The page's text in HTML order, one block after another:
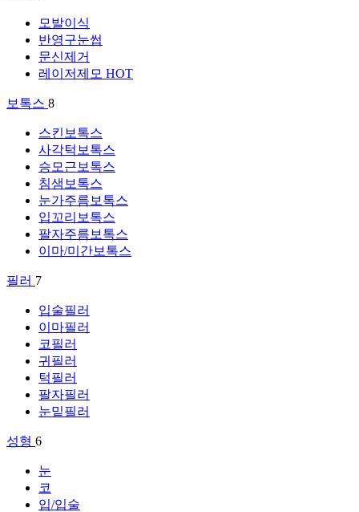
모발이식
반영구눈썹
문신제거
레이저제모 HOT
보톡스 8
스킨보톡스
사각턱보톡스
승모근보톡스
침샘보톡스
눈가주름보톡스
입꼬리보톡스
팔자주름보톡스
이마/미간보톡스
필러 7
입술필러
이마필러
코필러
귀필러
턱필러
팔자필러
눈밑필러
성형 6
눈
코
입/입술